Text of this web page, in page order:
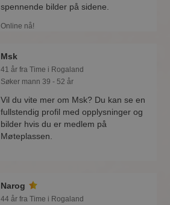
spennende bilder på sidene.
Online nå!
Msk
41 år fra Time i Rogaland
Søker mann 39 - 52 år
Vil du vite mer om Msk? Du kan se en
fullstendig profil med opplysninger og
bilder hvis du er medlem på
Møteplassen.
Narog
44 år fra Time i Rogaland